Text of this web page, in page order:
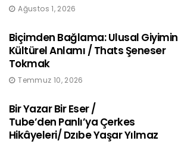
Ağustos 1, 2026
Biçimden Bağlama: Ulusal Giyimin
Kültürel Anlamı / Thats Şeneser
Tokmak
Temmuz 10, 2026
Bir Yazar Bir Eser /
Tube’den Panlı’ya Çerkes
Hikâyeleri/ Dzıbe Yaşar Yılmaz